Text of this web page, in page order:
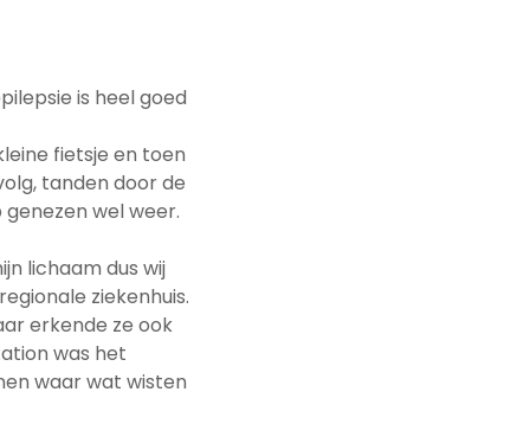
is heel goed
fietsje en toen
tanden door de
wel weer.
lichaam dus wij
ziekenhuis.
erkende ze ook
was het
waar wat wisten